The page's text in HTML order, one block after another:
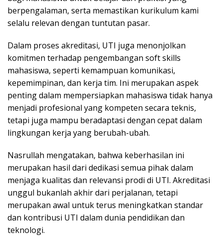
berpengalaman, serta memastikan kurikulum kami
selalu relevan dengan tuntutan pasar.
Dalam proses akreditasi, UTI juga menonjolkan
komitmen terhadap pengembangan soft skills
mahasiswa, seperti kemampuan komunikasi,
kepemimpinan, dan kerja tim. Ini merupakan aspek
penting dalam mempersiapkan mahasiswa tidak hanya
menjadi profesional yang kompeten secara teknis,
tetapi juga mampu beradaptasi dengan cepat dalam
lingkungan kerja yang berubah-ubah.
Nasrullah mengatakan, bahwa keberhasilan ini
merupakan hasil dari dedikasi semua pihak dalam
menjaga kualitas dan relevansi prodi di UTI. Akreditasi
unggul bukanlah akhir dari perjalanan, tetapi
merupakan awal untuk terus meningkatkan standar
dan kontribusi UTI dalam dunia pendidikan dan
teknologi.